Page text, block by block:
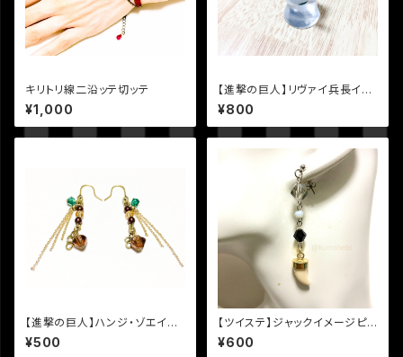
キリトリ線二沿ッテ切ッテ
¥1,000
【進撃の巨人】リヴァイ兵長イメ
ージリング
¥800
【進撃の巨人】ハンジ・ゾエイメ
ージピアス
¥500
【ツイステ】ジャックイメージピア
ス
¥600